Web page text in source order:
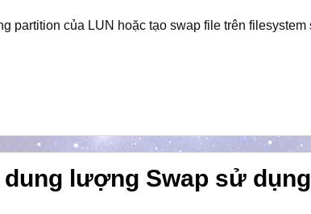
partition của LUN hoặc tạo swap file trên
lượng Swap sử